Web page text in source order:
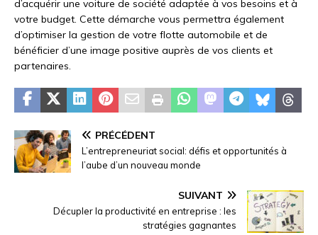
d’acquérir une voiture de société adaptée à vos besoins et à
votre budget. Cette démarche vous permettra également
d’optimiser la gestion de votre flotte automobile et de
bénéficier d’une image positive auprès de vos clients et
partenaires.
PRÉCÉDENT
L’entrepreneuriat social: défis et opportunités à
l’aube d’un nouveau monde
SUIVANT
Décupler la productivité en entreprise : les
stratégies gagnantes